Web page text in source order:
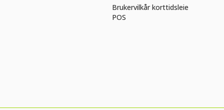
Brukervilkår korttidsleie
POS